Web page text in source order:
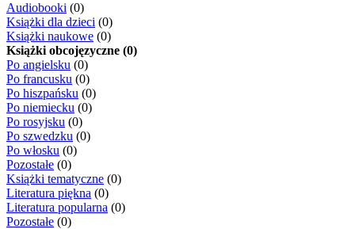
Audiobooki (0)
Książki dla dzieci (0)
Książki naukowe (0)
Książki obcojęzyczne (0)
Po angielsku (0)
Po francusku (0)
Po hiszpańsku (0)
Po niemiecku (0)
Po rosyjsku (0)
Po szwedzku (0)
Po włosku (0)
Pozostałe (0)
Książki tematyczne (0)
Literatura piękna (0)
Literatura popularna (0)
Pozostałe (0)